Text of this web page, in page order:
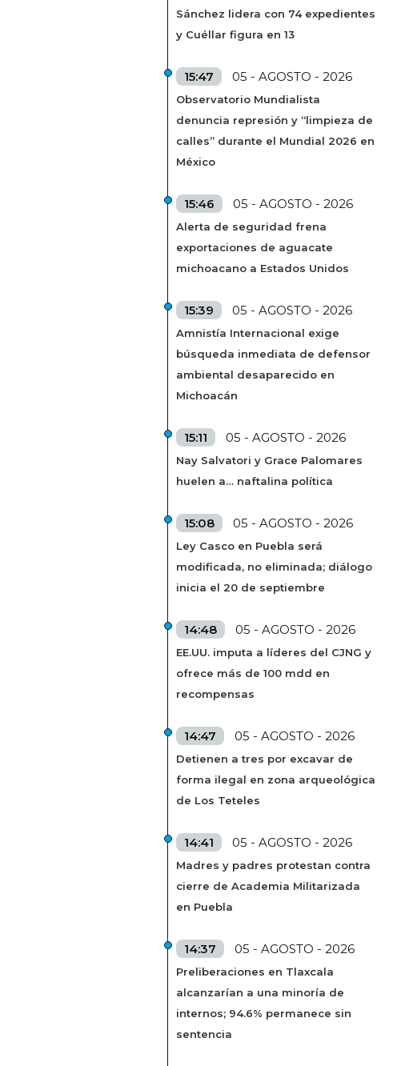
Sánchez lidera con 74 expedientes
y Cuéllar figura en 13
15:47 05 - AGOSTO - 2026
Observatorio Mundialista
denuncia represión y “limpieza de
calles” durante el Mundial 2026 en
México
15:46 05 - AGOSTO - 2026
Alerta de seguridad frena
exportaciones de aguacate
michoacano a Estados Unidos
15:39 05 - AGOSTO - 2026
Amnistía Internacional exige
búsqueda inmediata de defensor
ambiental desaparecido en
Michoacán
15:11 05 - AGOSTO - 2026
Nay Salvatori y Grace Palomares
huelen a… naftalina política
15:08 05 - AGOSTO - 2026
Ley Casco en Puebla será
modificada, no eliminada; diálogo
inicia el 20 de septiembre
14:48 05 - AGOSTO - 2026
EE.UU. imputa a líderes del CJNG y
ofrece más de 100 mdd en
recompensas
14:47 05 - AGOSTO - 2026
Detienen a tres por excavar de
forma ilegal en zona arqueológica
de Los Teteles
14:41 05 - AGOSTO - 2026
Madres y padres protestan contra
cierre de Academia Militarizada
en Puebla
14:37 05 - AGOSTO - 2026
Preliberaciones en Tlaxcala
alcanzarían a una minoría de
internos; 94.6% permanece sin
sentencia